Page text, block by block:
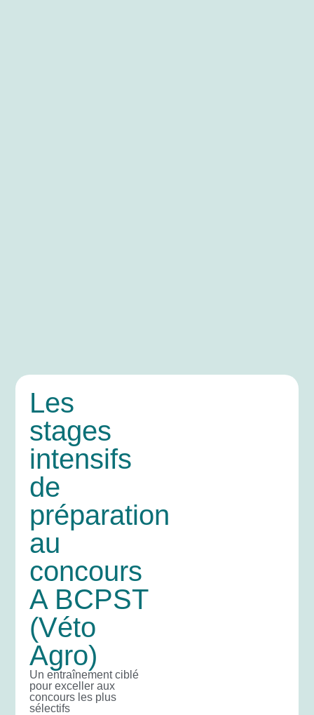
Les
stages
intensifs
de
préparation
au
concours
A BCPST
(Véto
Agro)
Un entraînement ciblé
pour exceller aux
concours les plus
sélectifs